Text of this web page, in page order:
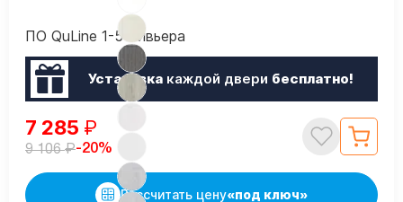
ПО QuLine 1-5 Ривьера
Установкакаждой двери бесплатно!
7 285 ₽
9 106₽-20%
Рассчитать цену«под ключ»